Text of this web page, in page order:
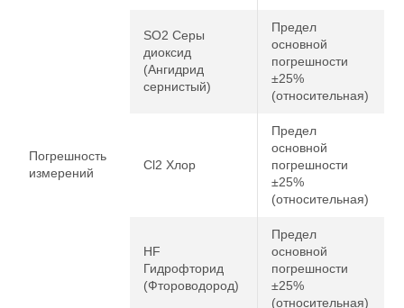
Погрешность
измерений
SO2 Серы
диоксид
(Ангидрид
сернистый)
Предел
основной
погрешности
±25%
(относительная)
Cl2 Хлор
Предел
основной
погрешности
±25%
(относительная)
HF
Гидрофторид
(Фтороводород)
Предел
основной
погрешности
±25%
(относительная)